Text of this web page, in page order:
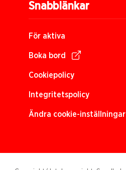
Snabblänkar
För aktiva
Boka bord
Cookiepolicy
Integritetspolicy
Ändra cookie-inställningar